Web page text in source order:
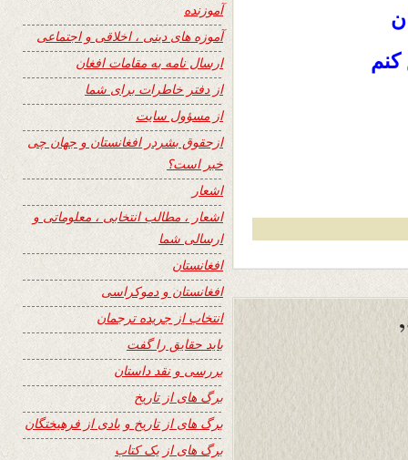
آموزنده
آموزه های دینی ، اخلاقی و اجتماعی
ارسال نامه به مقامات افغان
از دفتر خاطرات برای شما
از مسؤول سایت
ازحقوق بشردر افغانستان و جهان چی
خبر است؟
اشعار
اشعار ، مطالب انتخابی ، معلوماتی و
ارسالی شما
افغانستان
افغانستان و دموکراسی
انتخاب از جریده ترجمان
باید حقایق را گفت
بررسی و نقد داستان
برگ های از تاریخ
برگ های از تاریخ و یادی از فرهیختگان
برگ های از یک کتاب